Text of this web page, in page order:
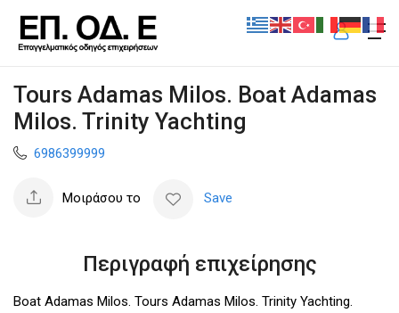
Tours Adamas Milos. Boat Adamas
Milos. Trinity Yachting
6986399999
Μοιράσου το Save
Περιγραφή επιχείρησης
Boat Adamas Milos. Tours Adamas Milos. Trinity Yachting.